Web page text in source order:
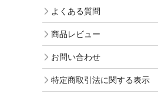
よくある質問
商品レビュー
お問い合わせ
特定商取引法に関する表示